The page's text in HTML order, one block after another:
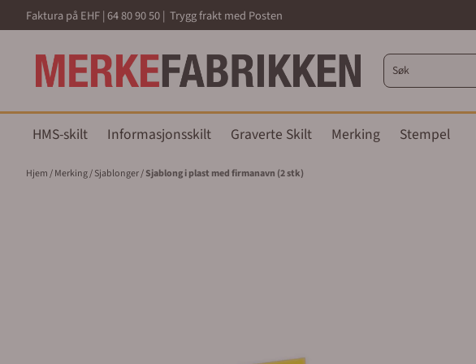
Hopp til innhold
Faktura på EHF | 64 80 90 50 | Trygg frakt med Posten
HMS-skilt Informasjonsskilt Graverte Skilt Merking Stempel
Hjem/Merking/Sjablonger/Sjablong i plast med firmanavn (2 stk)